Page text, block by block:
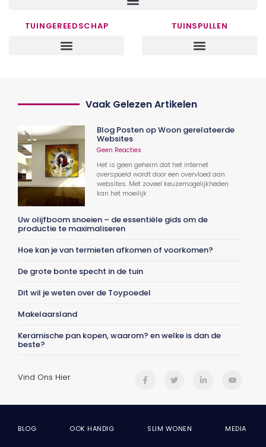
TUINGEREEDSCHAP TUINSPULLEN
Vaak Gelezen Artikelen
Blog Posten op Woon gerelateerde
Websites
Geen Reacties
Het is geen geheim dat het internet
overspoeld wordt door een overvloed aan
websites. Met zoveel keuzemogelijkheden
kan het moeilijk
Uw olijfboom snoeien – de essentiële gids om de
productie te maximaliseren
Hoe kan je van termieten afkomen of voorkomen?
De grote bonte specht in de tuin
Dit wil je weten over de Toypoedel
Makelaarsland
Keramische pan kopen, waarom? en welke is dan de
beste?
Vind Ons Hier
BLOG OOK HANDIG SLIM WONEN MEDIA